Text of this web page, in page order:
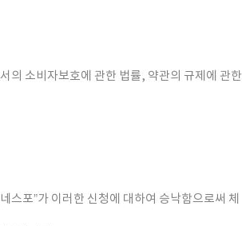
의 소비자보호에 관한 법률, 약관의 규제에 관한
포”가 이러한 신청에 대하여 승낙함으로써 체